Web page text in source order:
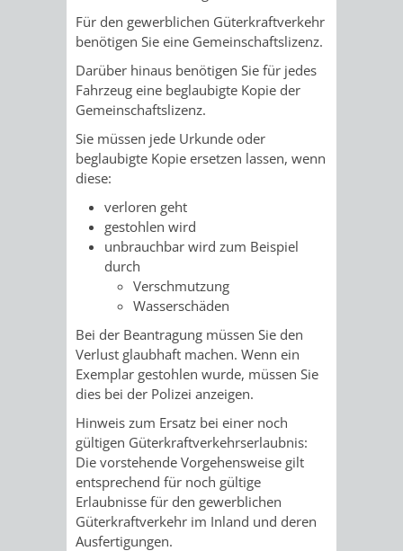
HILFE
MENSCHEN
MIT
BEHINDERUNG
MENSCHEN
MIT
DEMENZ
MIGRANTEN
FLÜCHTLINGE
BAUHERRENBERATUNG
GRUNDSTÜCKSWERTERMITTLUNG
AUFGABEN
DER
UNTEREN
DENKMALSCHUTZBEHÖRDE
STEUERVORTEILE
SATZUNGEN
IM
BEREICH
DENKMALSCHUTZ
GENEHMIGUNGSVERFAHREN
TAG
STÄDTISCHER
BAUPLÄTZE
VERKAUF
STÄDTISCHER
HÄUSER
/
BERATUNGSERGEBNISSE
TAGESORDNUNG
SITZUNGSUNTERLAGEN
UMLEGUNGSAUSSCHUSS
BERATENDE
BÜRGERMEISTER
/
DEZERNATE
ÄMTER
AMT
FÜR
Für den gewerblichen Güterkraftverkehr
benötigen Sie eine Gemeinschaftslizenz.
Darüber hinaus benötigen Sie für jedes
Fahrzeug eine beglaubigte Kopie der
Gemeinschaftslizenz.
Sie müssen jede Urkunde oder
beglaubigte Kopie ersetzen lassen, wenn
diese:
verloren geht
gestohlen wird
unbrauchbar wird zum Beispiel
durch
Verschmutzung
Wasserschäden
Bei der Beantragung müssen Sie den
Verlust glaubhaft machen. Wenn ein
Exemplar gestohlen wurde, müssen Sie
dies bei der Polizei anzeigen.
Hinweis zum Ersatz bei einer noch
gültigen Güterkraftverkehrserlaubnis:
Die vorstehende Vorgehensweise gilt
entsprechend für noch gültige
Erlaubnisse für den gewerblichen
Güterkraftverkehr im Inland und deren
Ausfertigungen.